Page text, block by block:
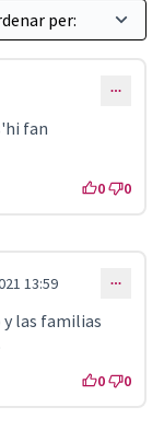
fan
0 0
13:59
las familias
0 0